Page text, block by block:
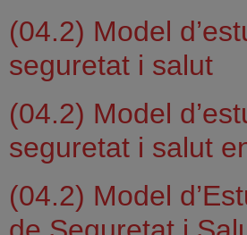
(04.2) Model
seguretat i salut
(04.2) Model
seguretat i salut
(04.2) Model